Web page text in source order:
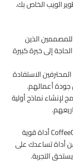
الويب الخاص بك.
للمصممين الذين
إلى خبرة كبيرة
الاستفادة
جودة أعمالهم.
لإنشاء نماذج أولية
باختصار، يعتبر CoffeeCup Responsive Foundation Framer أداة قوية
أداة تساعدك على
التجربة.